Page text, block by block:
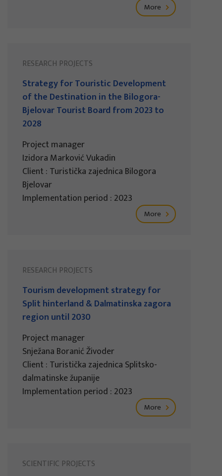
More
RESEARCH PROJECTS
Strategy for Touristic Development
of the Destination in the Bilogora-
Bjelovar Tourist Board from 2023 to
2028
Project manager
Izidora Marković Vukadin
Client : Turistička zajednica Bilogora
Bjelovar
Implementation period : 2023
More
RESEARCH PROJECTS
Tourism development strategy for
Split hinterland & Dalmatinska zagora
region until 2030
Project manager
Snježana Boranić Živoder
Client : Turistička zajednica Splitsko-
dalmatinske županije
Implementation period : 2023
More
SCIENTIFIC PROJECTS